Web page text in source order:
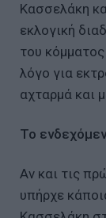
Κασσελάκη
εκλογική
του
λόγο για
αχταρμά και
Το
Αν και τις
υπήρχε